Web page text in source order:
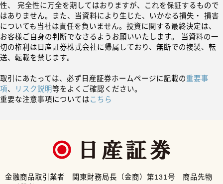
性、 完全性に万全を期してはおりますが、これを保証するもので
はありません。また、当資料により生じた、いかなる損失・ 損害
についても当社は責任を負いません。投資に関する最終決定は、
お客様ご自身の判断でなさるようお願いいたします。 当資料の一
切の権利は日産証券株式会社に帰属しており、無断での複製、転
送、転載を禁じます。
取引にあたっては、必ず日産証券ホームページに記載の重要事
項、 リスク説明等をよくご確認ください。
重要な注意事項についてはこちら
金融商品取引業者 関東財務局長（金商）第131号 商品先物